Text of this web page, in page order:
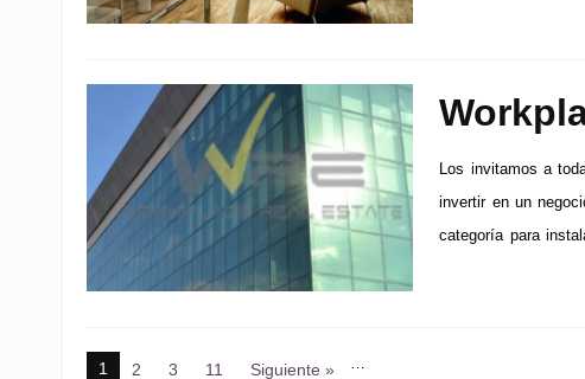
Los invitamos a
invertir en un
categoría para
1 2 3 …
11 Siguiente »